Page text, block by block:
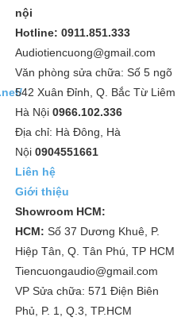
nội
Hotline: 0911.851.333
Audiotiencuong@gmail.com
Văn phòng sửa chữa: Số 5 ngõ
542 Xuân Đỉnh, Q. Bắc Từ Liêm
Hà Nội 0966.102.336
Địa chỉ: Hà Đông, Hà
Nội 0904551661
Liên hệ
Giới thiệu
Showroom HCM:
HCM: Số 37 Dương Khuê, P.
Hiệp Tân, Q. Tân Phú, TP HCM
Tiencuongaudio@gmail.com
VP Sửa chữa: 571 Điện Biên
Phủ, P. 1, Q.3, TP.HCM